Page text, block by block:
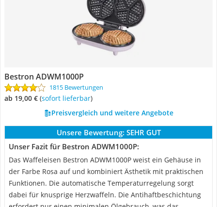
Bestron ADWM1000P
1815 Bewertungen
ab 19,00 € ( Sofort lieferbar)
Preisvergleich und weitere Angebote
Unsere Bewertung: SEHR GUT
Unser Fazit für Bestron ADWM1000P:
Das Waffeleisen Bestron ADWM1000P weist ein Gehäuse in
der Farbe Rosa auf und kombiniert Ästhetik mit praktischen
Funktionen. Die automatische Temperaturregelung sorgt
dabei für knusprige Herzwaffeln. Die Antihaftbeschichtung